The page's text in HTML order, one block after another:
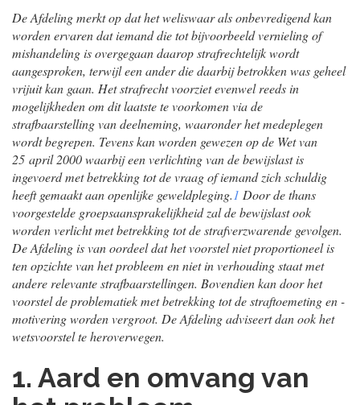
De Afdeling merkt op dat het weliswaar als onbevredigend kan
worden ervaren dat iemand die tot bijvoorbeeld vernieling of
mishandeling is overgegaan daarop strafrechtelijk wordt
aangesproken, terwijl een ander die daarbij betrokken was geheel
vrijuit kan gaan. Het strafrecht voorziet evenwel reeds in
mogelijkheden om dit laatste te voorkomen via de
strafbaarstelling van deelneming, waaronder het medeplegen
wordt begrepen. Tevens kan worden gewezen op de Wet van
25 april 2000 waarbij een verlichting van de bewijslast is
ingevoerd met betrekking tot de vraag of iemand zich schuldig
heeft gemaakt aan openlijke geweldpleging.1 Door de thans
voorgestelde groepsaansprakelijkheid zal de bewijslast ook
worden verlicht met betrekking tot de strafverzwarende gevolgen.
De Afdeling is van oordeel dat het voorstel niet proportioneel is
ten opzichte van het probleem en niet in verhouding staat met
andere relevante strafbaarstellingen. Bovendien kan door het
voorstel de problematiek met betrekking tot de straftoemeting en -
motivering worden vergroot. De Afdeling adviseert dan ook het
wetsvoorstel te heroverwegen.
1. Aard en omvang van